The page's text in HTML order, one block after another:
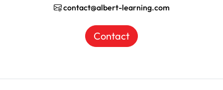
contact@albert-learning.com
Contact